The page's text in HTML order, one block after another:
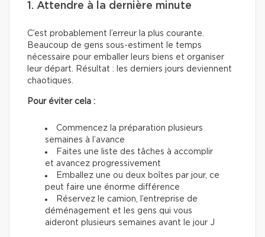
1. Attendre à la dernière minute
C’est probablement l’erreur la plus courante.
Beaucoup de gens sous-estiment le temps
nécessaire pour emballer leurs biens et organiser
leur départ. Résultat : les derniers jours deviennent
chaotiques.
Pour éviter cela :
Commencez la préparation plusieurs
semaines à l’avance
Faites une liste des tâches à accomplir
et avancez progressivement
Emballez une ou deux boîtes par jour, ce
peut faire une énorme différence
Réservez le camion, l’entreprise de
déménagement et les gens qui vous
aideront plusieurs semaines avant le jour J